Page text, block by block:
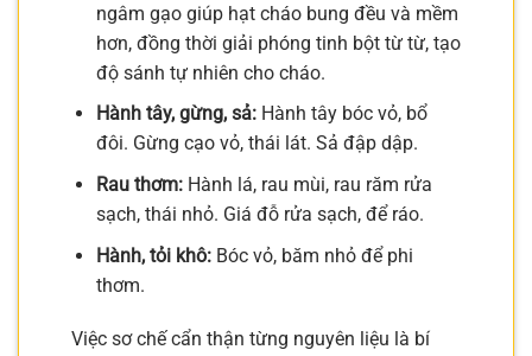
ngâm gạo giúp hạt cháo bung đều và mềm
hơn, đồng thời giải phóng tinh bột từ từ, tạo
độ sánh tự nhiên cho cháo.
Hành tây, gừng, sả:Hành tây bóc vỏ, bổ
đôi. Gừng cạo vỏ, thái lát. Sả đập dập.
Rau thơm:Hành lá, rau mùi, rau răm rửa
sạch, thái nhỏ. Giá đỗ rửa sạch, để ráo.
Hành, tỏi khô:Bóc vỏ, băm nhỏ để phi
thơm.
Việc sơ chế cẩn thận từng nguyên liệu là bí